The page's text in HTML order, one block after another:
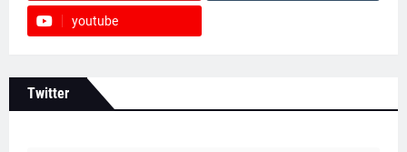
youtube
Twitter